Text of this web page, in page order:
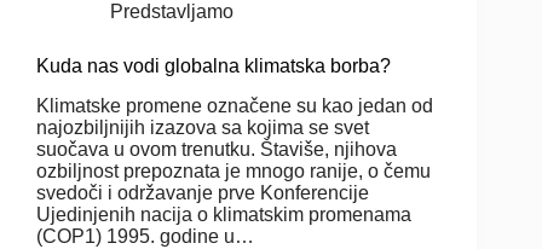
Predstavljamo
Kuda nas vodi globalna klimatska borba?
Klimatske promene označene su kao jedan od
najozbiljnijih izazova sa kojima se svet
suočava u ovom trenutku. Štaviše, njihova
ozbiljnost prepoznata je mnogo ranije, o čemu
svedoči i održavanje prve Konferencije
Ujedinjenih nacija o klimatskim promenama
(COP1) 1995. godine u…